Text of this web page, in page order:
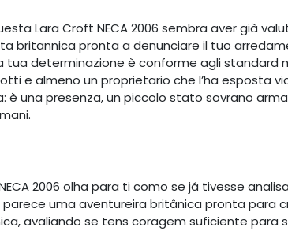
Lara Croft NECA 2006 sembra aver già
britannica pronta a denunciare il tuo
tua determinazione è conforme agli standard
e almeno un proprietario che l’ha esposta
è una presenza, un piccolo stato sovrano
2006 olha para ti como se já tivesse
uma aventureira britânica pronta para
avaliando se tens coragem suficiente para